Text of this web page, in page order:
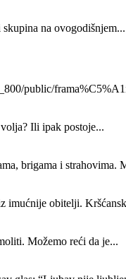
na ovogodišnjem...
public/
Ili ipak postoje...
brigama i strahovima.
imućnije obitelji.
Možemo reći da je...